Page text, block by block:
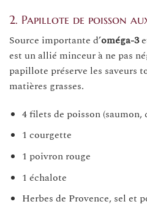
2. Papillote de poisson
Source importante d’oméga-3
est un allié minceur à ne pas
papillote préserve les saveurs
matières grasses.
4 filets de poisson (saumon,
1 courgette
1 poivron rouge
1 échalote
Herbes de Provence, sel et